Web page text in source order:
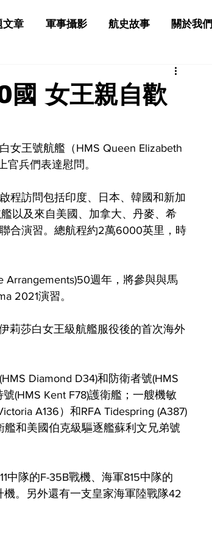
國 女王親自歡
女王號航艦（HMS Queen Elizabeth
兵們表達慰問。
程訪問包括印度、日本、韓國和新加
以及來自美國、加拿大、丹麥、希
合演習。總航程約2萬6000英里，時
Arrangements)50週年，將參與與馬
2021演習。
莉莎白女王級航艦服役後的首次海外
Diamond D34)和防衛者號(HMS
(HMS Kent F78)護衛艦；一艘機敏
A136）和RFA Tidespring (A387)
艦和美國伯克級驅逐艦蘇利文兄弟號
中隊的F-35B戰機、海軍815中隊的
。另外還有一支皇家海軍陸戰隊42
文章 軍事攝影 航史故事 關於我們